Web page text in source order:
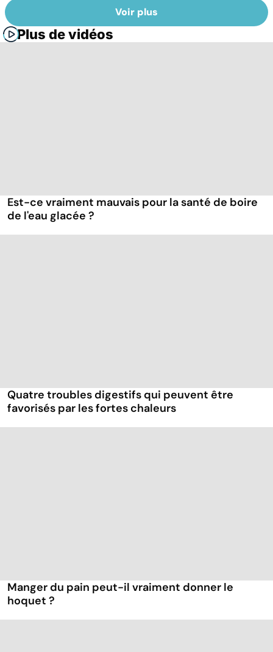
Voir plus
Plus de vidéos
Est-ce vraiment mauvais pour la santé de boire
de l'eau glacée ?
Quatre troubles digestifs qui peuvent être
favorisés par les fortes chaleurs
Manger du pain peut-il vraiment donner le
hoquet ?